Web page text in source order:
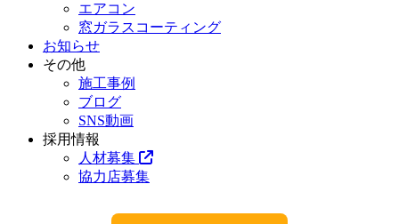
エアコン
窓ガラスコーティング
お知らせ
その他
施工事例
ブログ
SNS動画
採用情報
人材募集
協力店募集